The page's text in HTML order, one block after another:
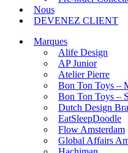
Nous
DEVENEZ CLIENT
Marques
Alife Design
AP Junior
Atelier Pierre
Bon Ton Toys –
Bon Ton Toys –
Dutch Design
EatSleepDoodle
Flow Amsterdam
Global Affairs